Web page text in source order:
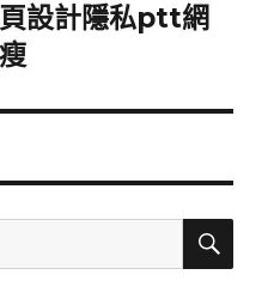
設計隱私ptt網
搜